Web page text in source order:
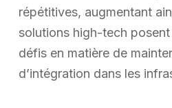
répétitives, augmentant
solutions high-tech
défis en matière de
d’intégration dans les